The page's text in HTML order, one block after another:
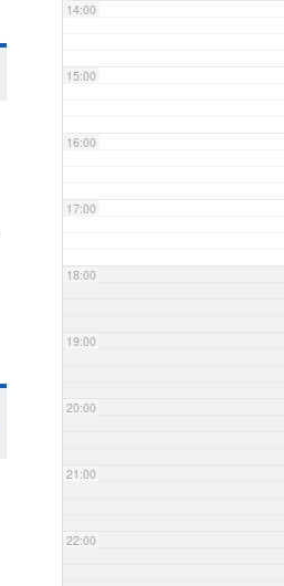
14:00
15:00
16:00
17:00
18:00
19:00
20:00
21:00
22:00